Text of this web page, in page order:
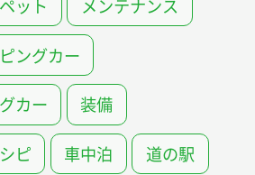
ペット メンテナンス
ングカー
カー 装備
ピ 車中泊 道の駅